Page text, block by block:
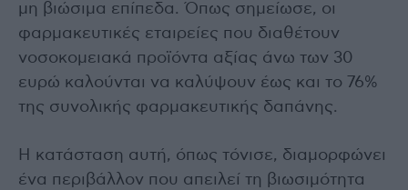
μη βιώσιμα επίπεδα. Όπως σημείωσε, οι
φαρμακευτικές εταιρείες που διαθέτουν
νοσοκομειακά προϊόντα αξίας άνω των 30
ευρώ καλούνται να καλύψουν έως και το 76%
της συνολικής φαρμακευτικής δαπάνης.
Η κατάσταση αυτή, όπως τόνισε, διαμορφώνει
ένα περιβάλλον που απειλεί τη βιωσιμότητα